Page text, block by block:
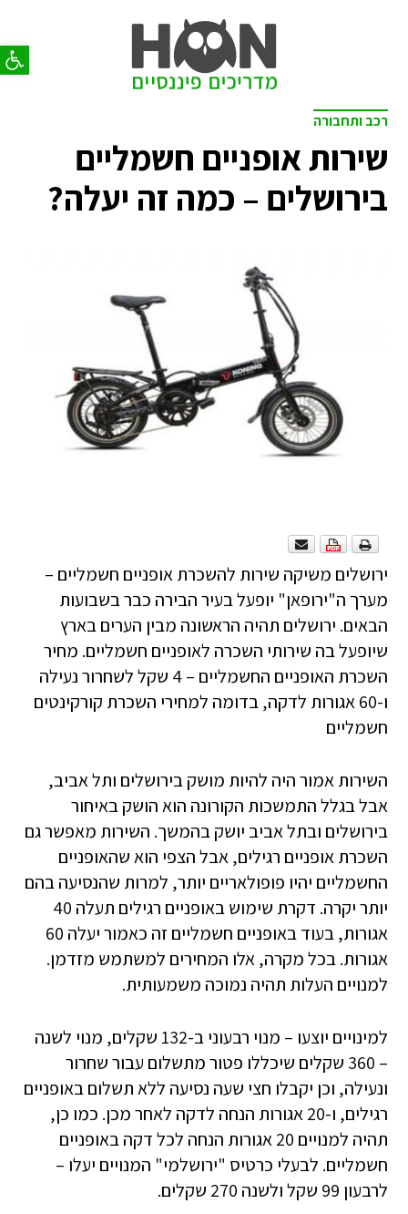
פתח
רכב ותחבורה
שירות אופניים חשמליים
בירושלים – כמה זה יעלה?
ירושלים משיקה שירות להשכרת אופניים חשמליים –
מערך ה"ירופאן" יופעל בעיר הבירה כבר בשבועות
הבאים. ירושלים תהיה הראשונה מבין הערים בארץ
שיופעל בה שירותי השכרה לאופניים חשמליים. מחיר
השכרת האופניים החשמליים – 4 שקל לשחרור נעילה
ו-60 אגורות לדקה, בדומה למחירי השכרת קורקינטים
חשמליים
השירות אמור היה להיות מושק בירושלים ותל אביב,
אבל בגלל התמשכות הקורונה הוא הושק באיחור
בירושלים ובתל אביב יושק בהמשך. השירות מאפשר גם
השכרת אופניים רגילים, אבל הצפי הוא שהאופניים
החשמליים יהיו פופולאריים יותר, למרות שהנסיעה בהם
יותר יקרה. דקרת שימוש באופניים רגילים תעלה 40
אגורות, בעוד באופניים חשמליים זה כאמור יעלה 60
אגורות. בכל מקרה, אלו המחירים למשתמש מזדמן.
למנויים העלות תהיה נמוכה משמעותית.
למינויים יוצעו – מנוי רבעוני ב-132 שקלים, מנוי לשנה
– 360 שקלים שיכללו פטור מתשלום עבור שחרור
ונעילה, וכן יקבלו חצי שעה נסיעה ללא תשלום באופניים
רגילים, ו-20 אגורות הנחה לדקה לאחר מכן. כמו כן,
תהיה למנויים 20 אגורות הנחה לכל דקה באופניים
חשמליים. לבעלי כרטיס "ירושלמי" המנויים יעלו –
לרבעון 99 שקל ולשנה 270 שקלים.